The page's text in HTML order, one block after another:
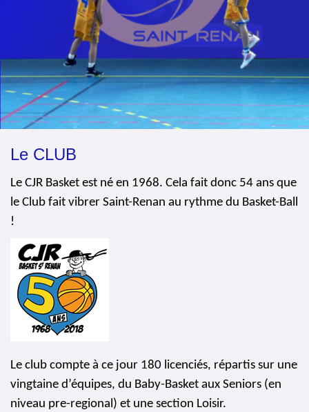
Le CLUB
Le CJR Basket est né en 1968. Cela fait donc 54 ans que
le Club fait vibrer Saint-Renan au rythme du Basket-Ball
!
Le club compte à ce jour 180 licenciés, répartis sur une
vingtaine d’équipes, du Baby-Basket aux Seniors (en
niveau pre-regional) et une section Loisir.